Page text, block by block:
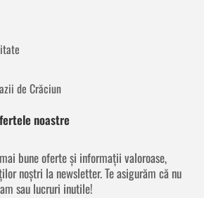
de Crăciun
noastre
bune oferte și informații valoroase,
noștri la newsletter. Te asigurăm că nu
sau lucruri inutile!